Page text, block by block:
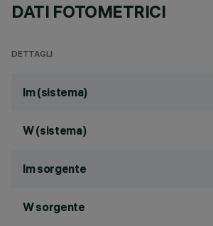
DATI FOTOMETRICI
DETTAGLI
lm (sistema)
W (sistema)
lm sorgente
W sorgente